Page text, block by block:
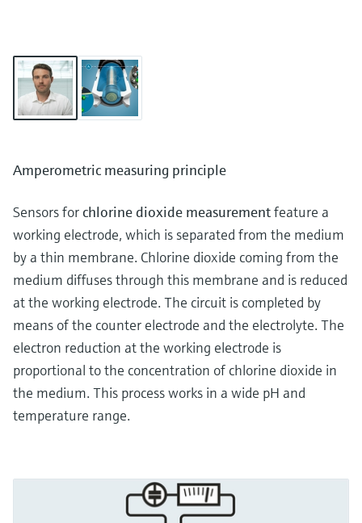
Amperometric measuring principle
Sensors forchlorine dioxide measurementfeature a
working electrode, which is separated from the medium
by a thin membrane. Chlorine dioxide coming from the
medium diffuses through this membrane and is reduced
at the working electrode. The circuit is completed by
means of the counter electrode and the electrolyte. The
electron reduction at the working electrode is
proportional to the concentration of chlorine dioxide in
the medium. This process works in a wide pH and
temperature range.